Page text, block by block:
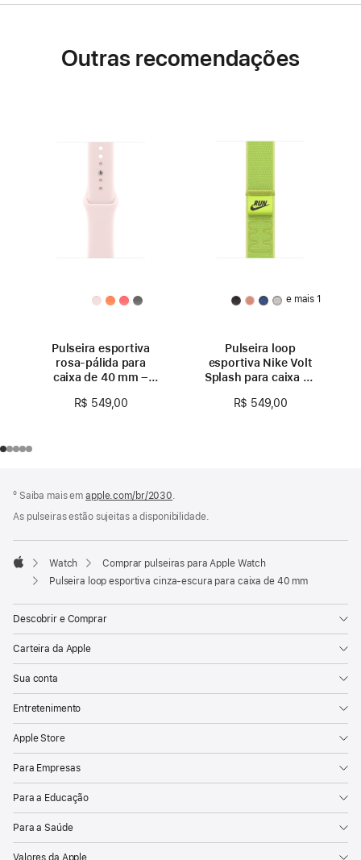
Outras recomendações
Pulseira esportiva
rosa-pálida para
caixa de 40 mm –
R$ 549,00
e mais 1
Pulseira loop
esportiva Nike Volt
Splash para caixa de
R$ 549,00
de
rodapé
º Saiba mais emapple.com/br/2030.
As pulseiras estão sujeitas a disponibilidade.
Apple
Watch
Comprar pulseiras para Apple Watch
Pulseira loop esportiva cinza-escura para caixa de 40 mm
Descobrir e Comprar
Carteira da Apple
Sua conta
Entretenimento
Apple Store
Para Empresas
Para a Educação
Para a Saúde
Valores da Apple